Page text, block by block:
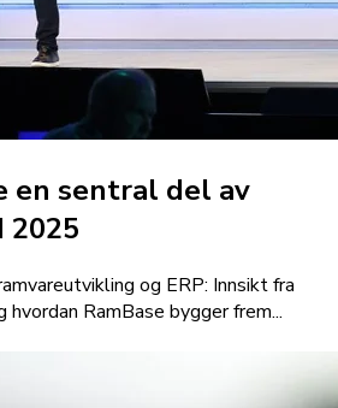
en sentral del av
2025
og ERP: Innsikt fra
RamBase bygger frem...